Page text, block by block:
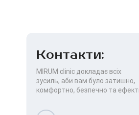
Контакти:
MIRUM clinic докладає всіх
зусиль, аби вам було затишно,
комфортно, безпечно та